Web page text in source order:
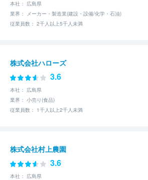
本社： 広島県
業界： メーカー・製造業(建設・設備/化学・石油)
従業員数： 2千人以上5千人未満
株式会社ハローズ
3.6
本社： 広島県
業界： 小売り(食品)
従業員数： 1千人以上2千人未満
株式会社村上農園
3.6
本社： 広島県